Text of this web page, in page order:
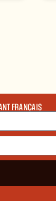
FRANÇAIS